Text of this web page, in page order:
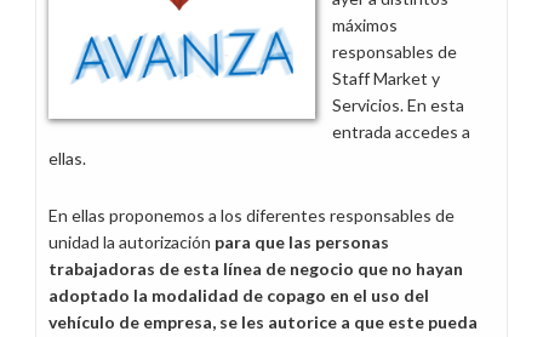
solicitadas
por
la
máximos
responsables de
Staff Market y
Servicios. En esta
entrada accedes a
ellas.
En ellas proponemos a los diferentes responsables de
unidad la autorización para que las personas
trabajadoras de esta línea de negocio que no hayan
adoptado la modalidad de copago en el uso del
vehículo de empresa, se les autorice a que este pueda